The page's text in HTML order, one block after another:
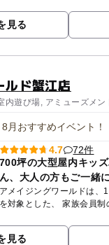
、さ...
見る
ルド蟹江店
内遊び場, アミューズメン
8月おすすめイベント！
4.7
72件
坪の大型屋内キッ
、大人の方もご一緒
メイジングワールドは、
対象とした、 家族会員
できない大きな遊びを安
屋内...
見る